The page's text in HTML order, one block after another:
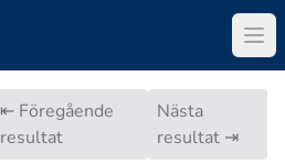
⇤ Föregående
resultat
Nästa
resultat ⇥